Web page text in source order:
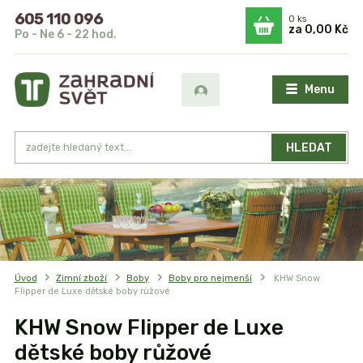
Menu
HLEDAT
605 110 096
Po - Ne 6 - 22 hod.
0ks
za 0,00 Kč
Úvod Zimní zboží Boby Boby pro nejmenší
KHW Snow
Flipper de Luxe dětské boby růžové
KHW Snow Flipper de Luxe
dětské boby růžové